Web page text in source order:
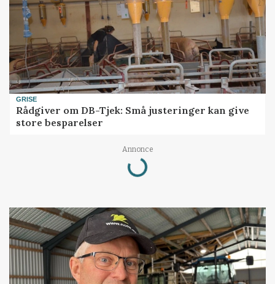
GRISE
Rådgiver om DB-Tjek: Små justeringer kan give
store besparelser
Annonce
Loading...